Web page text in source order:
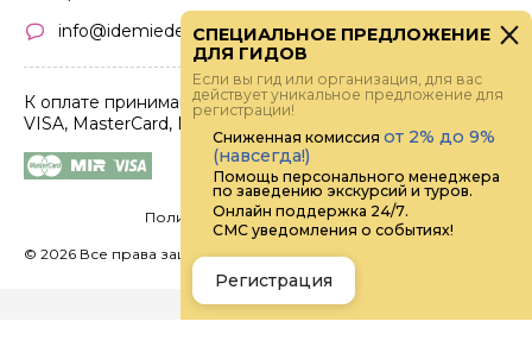
info@idemiedem.ru
К оплате принимаются карты
VISA, MasterCard, МИР
Политика конфиденциальности
© 2026 Все права защищены.
СПЕЦИАЛЬНОЕ ПРЕДЛОЖЕНИЕ
ДЛЯ ГИДОВ
Если вы гид или организация, для вас
действует уникальное предложение для
регистрации!
Сниженная комиссия от 2% до 9%
(навсегда!)
Помощь персонального менеджера
по заведению экскурсий и туров.
Онлайн поддержка 24/7.
СМС уведомления о событиях!
Регистрация